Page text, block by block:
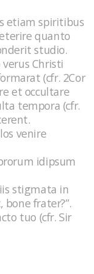
etiam spiritibus
quanto
studio.
Christi
(cfr. 2Cor
et occultare
tempora (cfr.
venire
idipsum
stigmata in
bone frater?”.
tuo (cfr. Sir